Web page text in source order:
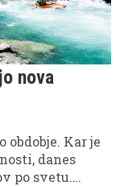
nova
Kar je
danes
po svetu.